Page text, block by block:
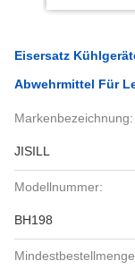
Eisersatz
Abwehrmittel Für
Markenbezeichnung:
JISILL
Modellnummer:
BH198